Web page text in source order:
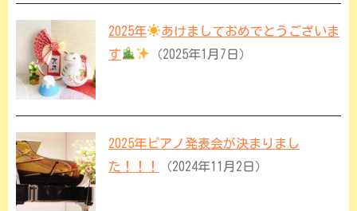
2025年
あけましておめでとうございま
す
（2025年1月7日）
2025年ピアノ発表会が決まりまし
た！！！
（2024年11月2日）